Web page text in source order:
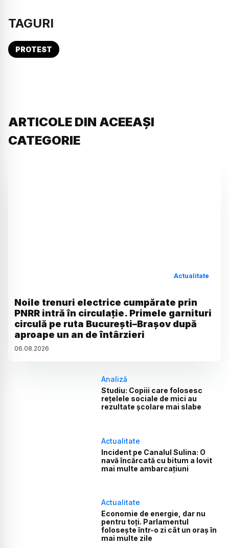
TAGURI
PROTEST
ARTICOLE DIN ACEEAȘI
CATEGORIE
Actualitate
Noile trenuri electrice cumpărate prin
PNRR intră în circulație. Primele garnituri
circulă pe ruta București–Brașov după
aproape un an de întârzieri
06.08.2026
Analiză
Studiu: Copiii care folosesc
rețelele sociale de mici au
rezultate școlare mai slabe
Actualitate
Incident pe Canalul Sulina: O
navă încărcată cu bitum a lovit
mai multe ambarcațiuni
Actualitate
Economie de energie, dar nu
pentru toți. Parlamentul
folosește într-o zi cât un oraș în
mai multe zile